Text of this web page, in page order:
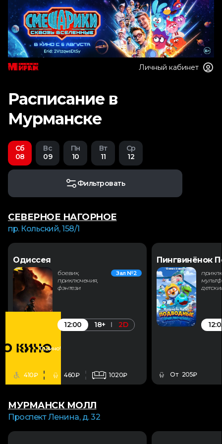
Личный кабинет
Расписание в
Мурманске
Сб
08
Вс
09
Пн
10
Вт
11
Ср
12
Фильтровать
СЕВЕРНОЕ НАГОРНОЕ
пр. Кольский, 158/1
Одиссея
боевик,
приключения,
фэнтези
Зал №2
12:00 18+ 2D
То Кино!
410₽ 460₽ 1020₽ От 205₽
МУРМАНСК МОЛЛ
Проспект Ленина, д. 32